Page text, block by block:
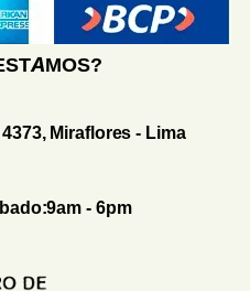
Miraflores - Lima
- 6pm